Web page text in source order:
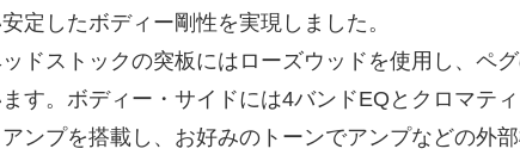
定したボディー剛性を実現しました。
ドストックの突板にはローズウッドを使用し、ペ
す。ボディー・サイドには4バンドEQとクロマテ
ンプを搭載し、お好みのトーンでアンプなどの外部